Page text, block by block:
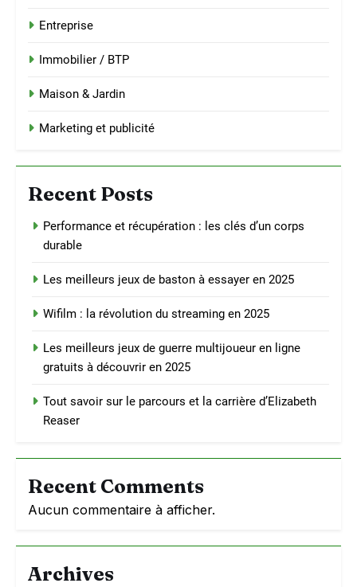
Entreprise
Immobilier / BTP
Maison & Jardin
Marketing et publicité
Recent Posts
Performance et récupération : les clés d’un corps
durable
Les meilleurs jeux de baston à essayer en 2025
Wifilm : la révolution du streaming en 2025
Les meilleurs jeux de guerre multijoueur en ligne
gratuits à découvrir en 2025
Tout savoir sur le parcours et la carrière d’Elizabeth
Reaser
Recent Comments
Aucun commentaire à afficher.
Archives